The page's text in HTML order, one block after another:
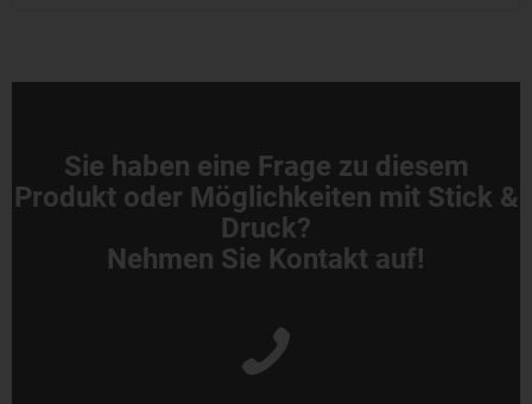
Sie haben eine Frage zu diesem
Produkt oder Möglichkeiten mit Stick &
Druck?
Nehmen Sie Kontakt auf!